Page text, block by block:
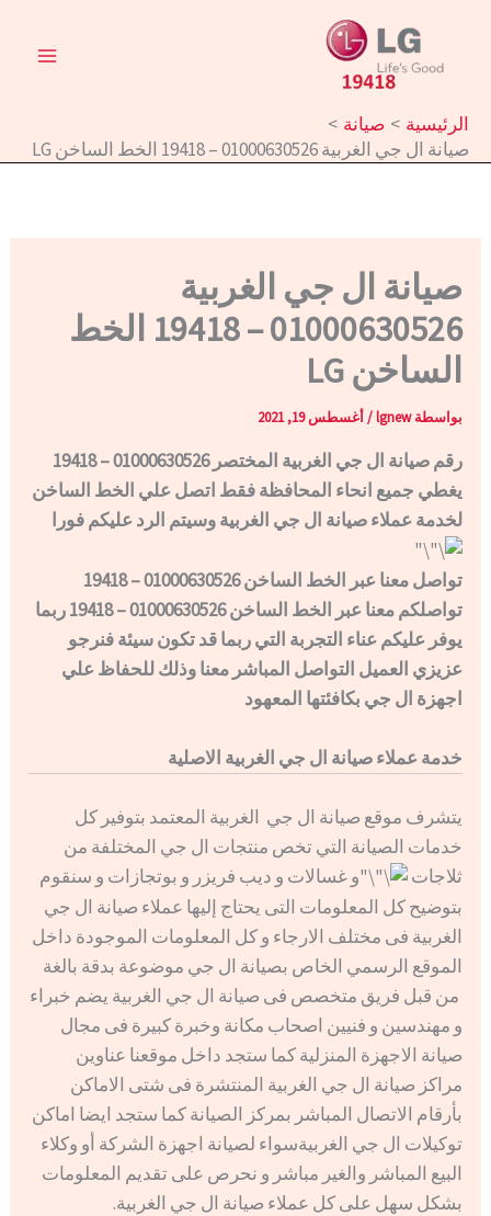
المحتوى
الرئيسية
صيانة
صيانة ال جي الغربية 01000630526 – 19418 الخط الساخن LG
صيانة ال جي الغربية
01000630526 – 19418 الخط
الساخن LG
بواسطة lgnew
/أغسطس 19, 2021
رقم صيانة ال جي الغربية المختصر 01000630526 – 19418
يغطي جميع انحاء المحافظة فقط اتصل علي الخط الساخن
لخدمة عملاء صيانة ال جي الغربية وسيتم الرد عليكم فورا
تواصل معنا عبر الخط الساخن 01000630526 – 19418
تواصلكم معنا عبر الخط الساخن 01000630526 – 19418 ربما
يوفر عليكم عناء التجربة التي ربما قد تكون سيئة فنرجو
عزيزي العميل التواصل المباشر معنا وذلك للحفاظ علي
اجهزة ال جي بكافئتها المعهود
خدمة عملاء صيانة ال جي الغربية الاصلية
يتشرف موقع صيانة ال جي الغربية المعتمد بتوفير كل
خدمات الصيانة التي تخص منتجات ال جي المختلفة من
ثلاجات
و غسالات و ديب فريزر و بوتجازات و سنقوم
بتوضيح كل المعلومات التى يحتاج إليها عملاء صيانة ال جي
الغربية فى مختلف الارجاء و كل المعلومات الموجودة داخل
الموقع الرسمي الخاص بصيانة ال جي موضوعة بدقة بالغة
من قبل فريق متخصص فى صيانة ال جي الغربية يضم خبراء
و مهندسين و فنيين اصحاب مكانة وخبرة كبيرة فى مجال
صيانة الاجهزة المنزلية كما ستجد داخل موقعنا عناوين
مراكز صيانة ال جي الغربية المنتشرة فى شتى الاماكن
بأرقام الاتصال المباشر بمركز الصيانة كما ستجد ايضا اماكن
توكيلات ال جي الغربيةسواء لصيانة اجهزة الشركة أو وكلاء
البيع المباشر والغير مباشر و نحرص على تقديم المعلومات
بشكل سهل على كل عملاء صيانة ال جي الغربية.